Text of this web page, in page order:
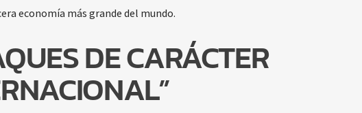
economía más grande del mundo.
DE CARÁCTER